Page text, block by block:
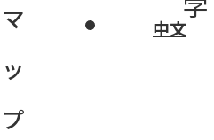
マ
ッ
プ
中文
品原材料検索